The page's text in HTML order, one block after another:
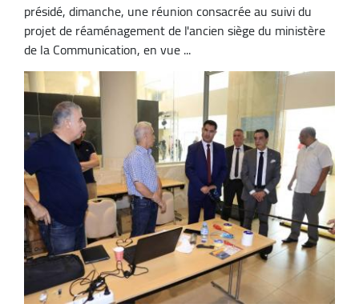
présidé, dimanche, une réunion consacrée au suivi du
projet de réaménagement de l'ancien siège du ministère
de la Communication, en vue ...